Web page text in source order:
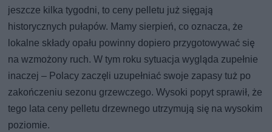
jeszcze kilka tygodni, to ceny pelletu już sięgają
historycznych pułapów. Mamy sierpień, co oznacza, że
lokalne składy opału powinny dopiero przygotowywać się
na wzmożony ruch. W tym roku sytuacja wygląda zupełnie
inaczej – Polacy zaczęli uzupełniać swoje zapasy tuż po
zakończeniu sezonu grzewczego. Wysoki popyt sprawił, że
tego lata ceny pelletu drzewnego utrzymują się na wysokim
poziomie.